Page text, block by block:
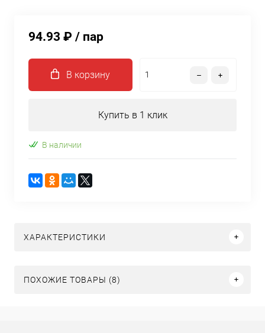
94.93 ₽ / пар
В корзину
Купить в 1 клик
В наличии
ХАРАКТЕРИСТИКИ
ПОХОЖИЕ ТОВАРЫ (8)